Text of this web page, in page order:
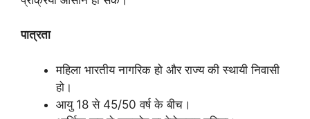
पात्रता
महिला भारतीय नागरिक हो और राज्य की स्थायी निवासी
हो।
आयु 18 से 45/50 वर्ष के बीच।